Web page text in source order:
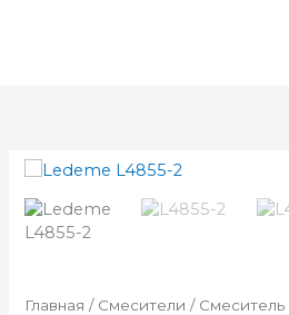
Главная / Смесители / Смеситель